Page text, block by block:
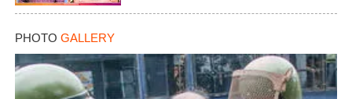
PHOTO GALLERY